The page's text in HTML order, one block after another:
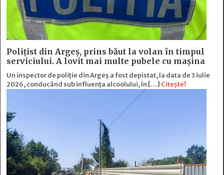
Polițist din Argeș, prins băut la volan în timpul
serviciului. A lovit mai multe pubele cu mașina
Un inspector de poliție din Argeș a fost depistat, la data de 3 iulie
2026, conducând sub influența alcoolului, în […] Citește!